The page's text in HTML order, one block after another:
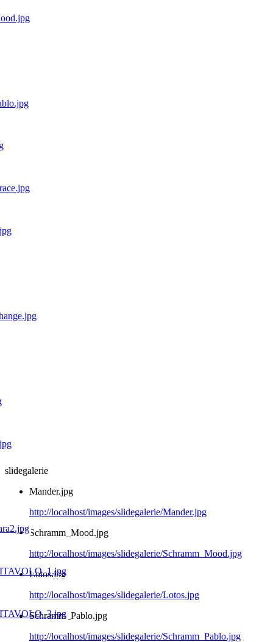
slidegalerie
Mander.jpg
http://localhost/images/slidegalerie/Mander.jpg
Schramm_Mood.jpg
http://localhost/images/slidegalerie/Schramm_Mood.jpg
Lotos.jpg
http://localhost/images/slidegalerie/Lotos.jpg
Schramm_Pablo.jpg
http://localhost/images/slidegalerie/Schramm_Pablo.jpg